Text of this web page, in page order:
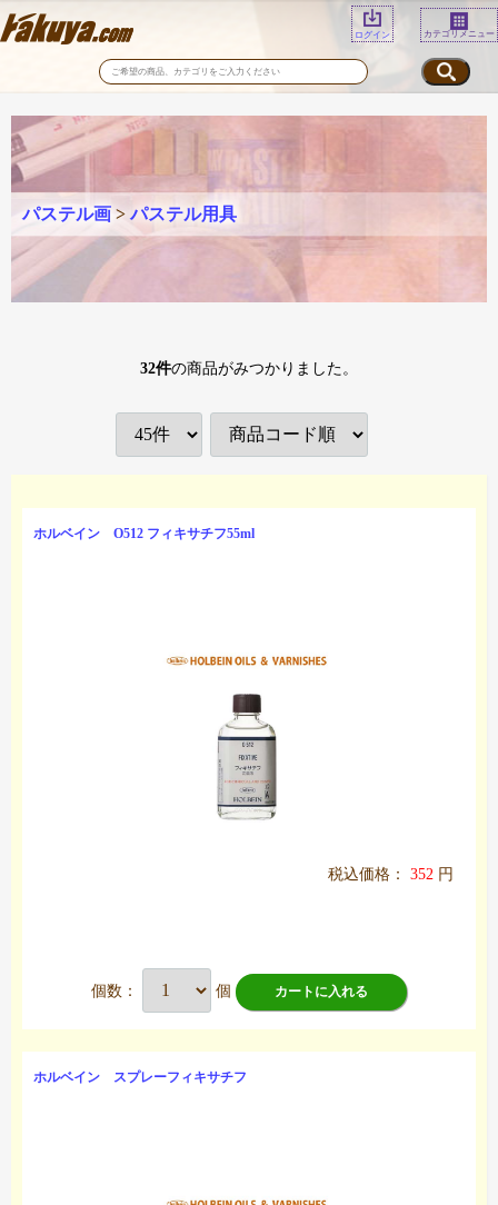
ログイン カテゴリメニュー
パステル画 > パステル用具
32件の商品がみつかりました。
ホルベイン O512 フィキサチフ55ml
税込価格： 352 円
個数： 個 カートに入れる
ホルベイン スプレーフィキサチフ